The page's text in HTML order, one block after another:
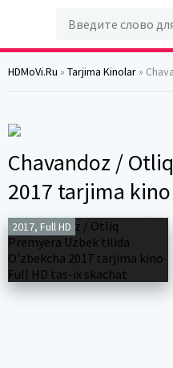
HDMoVi.Ru » Tarjima Kinolar »
Chavandoz /
2017 tarjima
2017, Full HD